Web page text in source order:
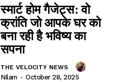
स्मार्ट होम गैजेट्स: वो
क्रांति जो आपके घर को
बना रही है भविष्य का
सपना
THE VELOCITY NEWS
Nilam - October 28, 2025